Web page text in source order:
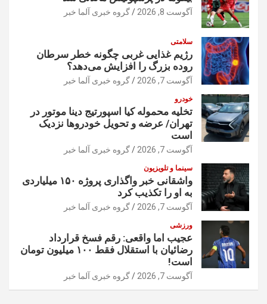
آگوست 8, 2026 گروه خبری آلما خبر
سلامتی
رژیم غذایی غربی چگونه خطر سرطان
روده بزرگ را افزایش می‌دهد؟
آگوست 7, 2026 گروه خبری آلما خبر
خودرو
تخلیه محموله کیا اسپورتیج دینا موتور در
تهران/ عرضه و تحویل خودروها نزدیک
است
آگوست 7, 2026 گروه خبری آلما خبر
سینما و تلویزیون
واشقانی خبر واگذاری پروژه ۱۵۰ میلیاردی
به او را تکذیب کرد
آگوست 7, 2026 گروه خبری آلما خبر
ورزشی
عجیب اما واقعی: رقم فسخ قرارداد
رضائیان با استقلال فقط ۱۰۰ میلیون تومان
است!
آگوست 7, 2026 گروه خبری آلما خبر